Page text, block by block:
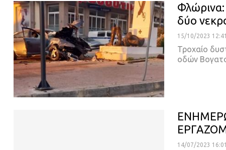
Φλώρινα:
δύο
15/10/2023 12:41
Τροχαίο
οδών
14/07/2023 16:01